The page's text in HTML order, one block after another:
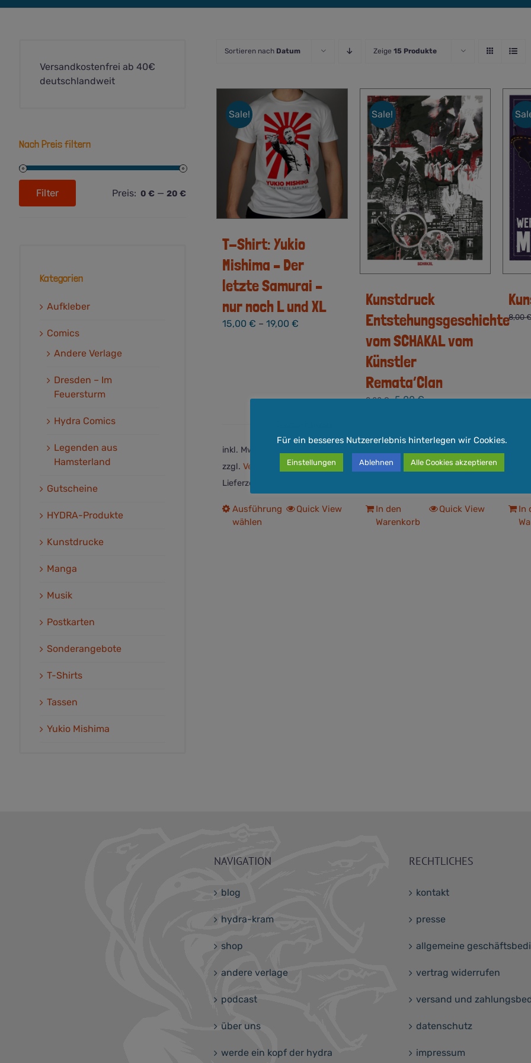
Sortieren nach Datum Zeige 15 Produkte
Sale!
T-Shirt: Yukio
Mishima – Der
letzte Samurai –
nur noch L und XL
15,00 € – 19,00 €
inkl. MwSt.
zzgl. Versandkosten
Lieferzeit:
Ausführung
wählen
DiesesQuick View
Sale!
Kunstdruck
Entstehungsgeschichte
vom SCHAKAL vom
Künstler
Remata’Clan
8,00€ Ursprünglicher
8,00 €
5,00€Aktueller
5,00 €.
zzgl.Versandkosten
In den
Warenkorb
Quick View
8,00
In
Versandkostenfrei ab 40€
deutschlandweit
Nach Preis filtern
Max.
Filter Preis: 0 €— 20 €
Kategorien
Aufkleber
Comics
Andere Verlage
Dresden – Im
Feuersturm
Hydra Comics
Legenden aus
Hamsterland
Gutscheine
HYDRA-Produkte
Kunstdrucke
Manga
Musik
Postkarten
Sonderangebote
T-Shirts
Tassen
Yukio Mishima
NAVIGATION
blog
hydra-kram
shop
andere verlage
podcast
über uns
werde ein kopf der hydra
RECHTLICHES
kontakt
presse
allgemeine
vertrag widerrufen
versand und
datenschutz
impressum
Für ein besseres Nutzererlebnis hinterlegen wir Cookies.
Einstellungen Ablehnen Alle Cookies akzeptieren